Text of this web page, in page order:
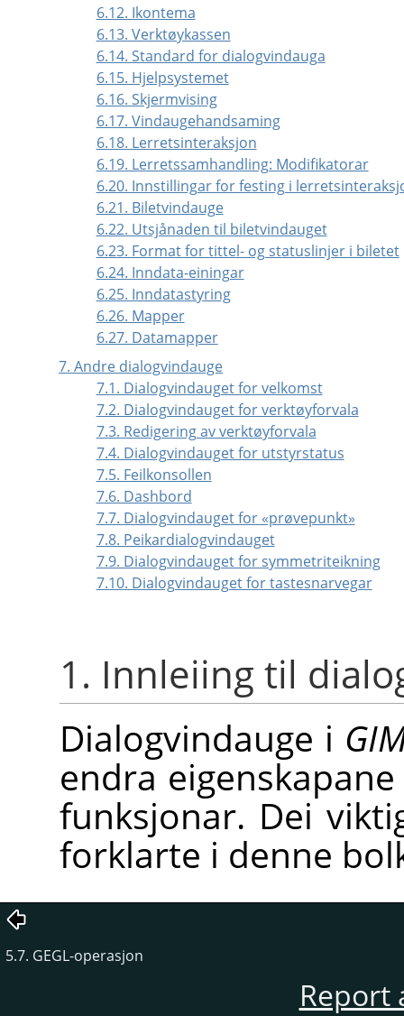
6.12. Ikontema
6.13. Verktøykassen
6.14. Standard for dialogvindauga
6.15. Hjelpsystemet
6.16. Skjermvising
6.17. Vindaugehandsaming
6.18. Lerretsinteraksjon
6.19. Lerretssamhandling: Modifikatorar
6.20. Innstillingar for festing i
6.21. Biletvindauge
6.22. Utsjånaden til biletvindauget
6.23. Format for tittel- og statuslinjer i biletet
6.24. Inndata-einingar
6.25. Inndatastyring
6.26. Mapper
6.27. Datamapper
7. Andre dialogvindauge
7.1. Dialogvindauget for velkomst
7.2. Dialogvindauget for verktøyforvala
7.3. Redigering av verktøyforvala
7.4. Dialogvindauget for utstyrstatus
7.5. Feilkonsollen
7.6. Dashbord
7.7. Dialogvindauget for «prøvepunkt»
7.8. Peikardialogvindauget
7.9. Dialogvindauget for symmetriteikning
7.10. Dialogvindauget for tastesnarvegar
1. Innleiing til
Dialogvindauge i
endra
funksjonar. Dei
forklarte i denne
5.7. GEGL-operasjon
Report